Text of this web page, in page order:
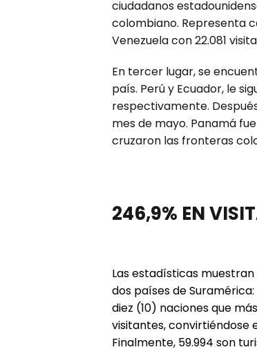
ciudadanos
colombiano. Representa
Venezuela con 22.081
En tercer lugar, se
país. Perú y Ecuador, le
respectivamente.
mes de mayo. Panamá
cruzaron las fronteras
246,9% EN
Las estadísticas
dos países de
diez (10) naciones que
visitantes, convirtiéndose
Finalmente, 59.994 son